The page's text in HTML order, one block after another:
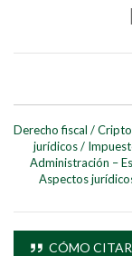
Derecho fiscal /
jurídicos /
Administración –
Aspectos
CÓMO CITAR